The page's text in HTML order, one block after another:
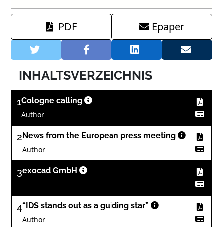
PDF Epaper
INHALTSVERZEICHNIS
1Cologne calling
Author
2 News from the European press meeting
Author
3exocad GmbH
4“IDS stands out as a guiding star”
Author